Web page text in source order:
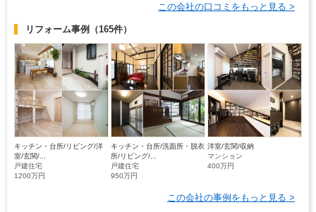
この会社の口コミをもっと見る >
リフォーム事例 （165件）
キッチン・台所/リビング/洋
室/玄関/...
戸建住宅
1200万円
キッチン・台所/洗面所・脱衣
所/リビング/...
戸建住宅
950万円
洋室/玄関/収納
マンション
400万円
この会社の事例をもっと見る >